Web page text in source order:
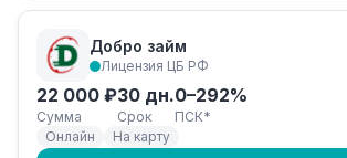
Добро займ
Лицензия ЦБ РФ
22 000 ₽
Сумма
30 дн.
Срок
0–292%
ПСК*
Онлайн
На карту